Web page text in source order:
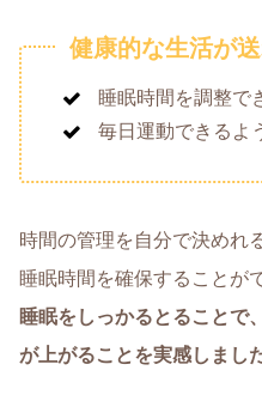
健康的な生活が
睡眠時間を調整で
毎日運動できるよ
時間の管理を自分で決めれ
睡眠時間を確保することが
睡眠をしっかるとることで
が上がることを実感しまし